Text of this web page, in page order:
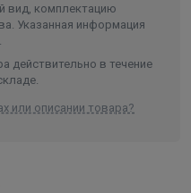
вид, комплектацию
Указанная информация
действительно в течение
или описании товара?